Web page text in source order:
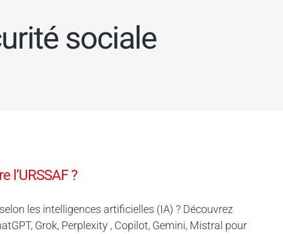
sociale
l’URSSAF ?
les intelligences artificielles (IA) ? Découvrez
Grok, Perplexity , Copilot, Gemini, Mistral pour